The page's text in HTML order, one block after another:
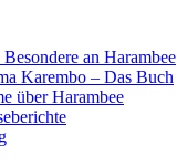
Besondere an Harambee
Karembo – Das Buch
über Harambee